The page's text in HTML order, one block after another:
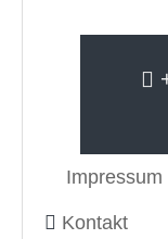
Impressum
Kontakt